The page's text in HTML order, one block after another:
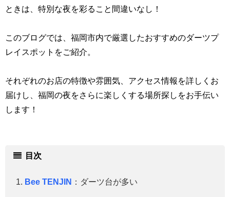
ときは、特別な夜を彩ること間違いなし！
このブログでは、福岡市内で厳選したおすすめのダーツプ
レイスポットをご紹介。
それぞれのお店の特徴や雰囲気、アクセス情報を詳しくお
届けし、福岡の夜をさらに楽しくする場所探しをお手伝い
します！
目次
Bee TENJIN ：ダーツ台が多い